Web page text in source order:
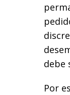
debe
Por